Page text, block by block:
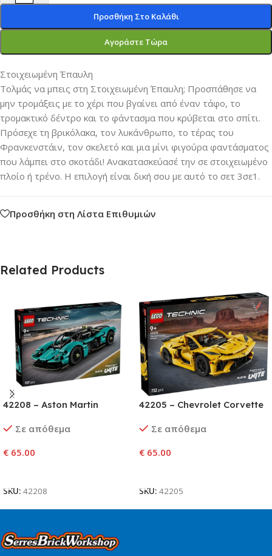
Προσθήκη Στο Καλάθι
Αγοράστε Τώρα
Στοιχειωμένη Έπαυλη
Τολμάς να μπεις στη Στοιχειωμένη Έπαυλη; Προσπάθησε να
μην τρομάξεις με το χέρι που βγαίνει από έναν τάφο, το
τρομακτικό δέντρο και το φάντασμα που κρύβεται στο σπίτι.
Πρόσεχε τη βρικόλακα, τον λυκάνθρωπο, το τέρας του
Φρανκενστάιν, τον σκελετό και μια μίνι φιγούρα φαντάσματος
που λάμπει στο σκοτάδι! Ανακατασκεύασέ την σε στοιχειωμένο
πλοίο ή τρένο. Η επιλογή είναι δική σου με αυτό το σετ 3σε1.
Προσθήκη στη Λίστα Επιθυμιών
Related Products
42208 – Aston Martin
Σε απόθεμα
€ 65.00
SKU: 42208
42205 – Chevrolet Corvette
Σε απόθεμα
€ 65.00
SKU: 42205